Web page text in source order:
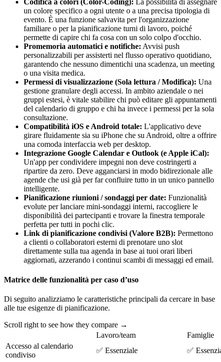
Codifica a colori (Color-Coding): La possibilità di assegnare
un colore specifico a ogni utente o a una precisa tipologia di
evento. È una funzione salvavita per l'organizzazione
familiare o per la pianificazione turni di lavoro, poiché
permette di capire chi fa cosa con un solo colpo d'occhio.
Promemoria automatici e notifiche: Avvisi push
personalizzabili per assisterti nel flusso operativo quotidiano,
garantendo che nessuno dimentichi una scadenza, un meeting
o una visita medica.
Permessi di visualizzazione (Sola lettura / Modifica): Una
gestione granulare degli accessi. In ambito aziendale o nei
gruppi estesi, è vitale stabilire chi può editare gli appuntamenti
del calendario di gruppo e chi ha invece i permessi per la sola
consultazione.
Compatibilità iOS e Android totale: L'applicativo deve
girare fluidamente sia su iPhone che su Android, oltre a offrire
una comoda interfaccia web per desktop.
Integrazione Google Calendar e Outlook (e Apple iCal):
Un'app per condividere impegni non deve costringerti a
ripartire da zero. Deve agganciarsi in modo bidirezionale alle
agende che usi già per far confluire tutto in un unico pannello
intelligente.
Pianificazione riunioni / sondaggi per date: Funzionalità
evolute per lanciare mini-sondaggi interni, raccogliere le
disponibilità dei partecipanti e trovare la finestra temporale
perfetta per tutti in pochi clic.
Link di pianificazione condivisi (Valore B2B): Permettono
a clienti o collaboratori esterni di prenotare uno slot
direttamente sulla tua agenda in base ai tuoi orari liberi
aggiornati, azzerando i continui scambi di messaggi ed email.
Matrice delle funzionalità per caso d’uso
Di seguito analizziamo le caratteristiche principali da cercare in base
alle tue esigenze di pianificazione.
Scroll right to see how they compare →
Lavoro/team
Famiglie
Accesso al calendario
condiviso
✅ Essenziale ✅